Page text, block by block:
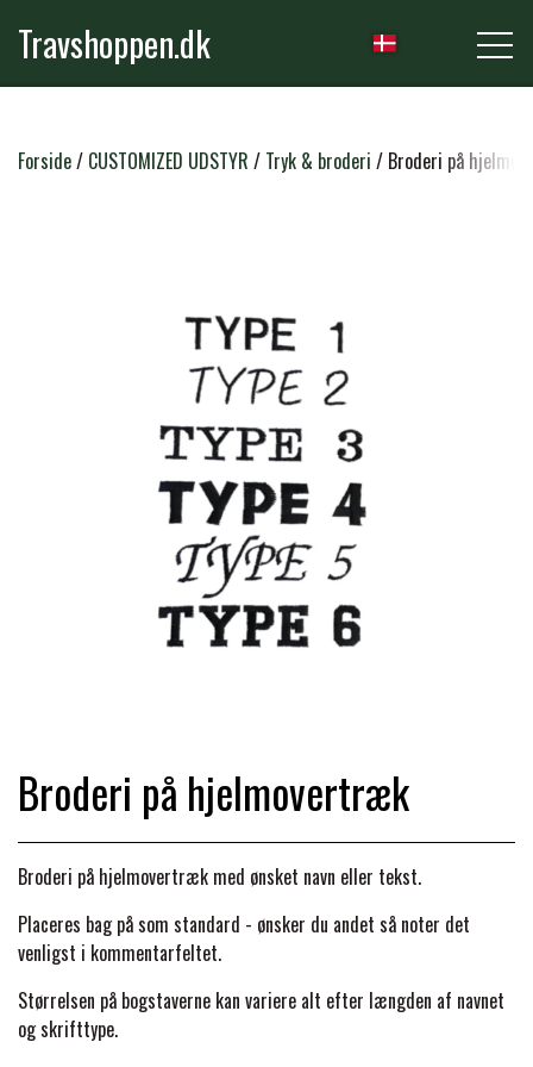
Travshoppen.dk
NYHEDER
GRIMER & TRÆKTOVE
TRENSER & TILBEHØR
SADLER & TILBEHØR
DÆKKENER & TILBEHØR
BANDAGER & BENBESKYTTELSE
TILSKUD & VITAMINER
LONGERING
PONY & SHETTY
RYTTER
RIDEBUKSER & LEGGINS
TRØJER, BLUSER & T-SHIRTS
JAKKER & VESTE
HJELME
SIKKERHEDSVESTE
HANDSKER
PLEJE & STALD
STRIGLER & TILBEHØR
STRIGLEKASSER & STALDSKABE
SHAMPOO & SHINER
HOVPLEJE
LÆDER & UDSTYRSPLEJE
KLIPPEMASKINER & STØVSUGERE
TRAV & GALOP
SEJRSDÆKKENER
GRIMER & TRÆKTOV
SELER & TILBEHØR
HOVEDLAG & TILBEHØR
GAMSCHER & BANDAGER
KRAFFT FODER
PREMIER EQUINE REGN - &
OVERGANGSDÆKKEN
PREMIER EQUINE VINTERDÆKKEN
PREMIER EQUINE STALDDÆKKEN
OUTLET
BRANDS
ANIMALINTEX®
Forside CUSTOMIZED UDSTYR Tryk & broderi Broderi på
Broderi på hjelmovertræk
Broderi på hjelmovertræk med ønsket navn eller tekst.
Placeres bag på som standard - ønsker du andet så noter det
venligst i kommentarfeltet.
Størrelsen på bogstaverne kan variere alt efter længden af navnet
og skrifttype.